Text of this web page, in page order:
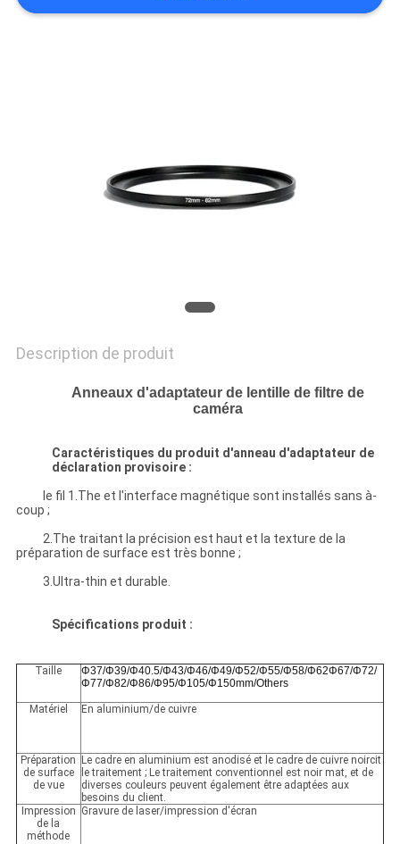
Description de produit
Anneaux d'adaptateur de lentille de filtre de
caméra
Caractéristiques du produit d'anneau d'adaptateur de
déclaration provisoire :
le fil 1.The et l'interface magnétique sont installés sans à-
coup ;
2.The traitant la précision est haut et la texture de la
préparation de surface est très bonne ;
3.Ultra-thin et durable.
Spécifications produit :
Taille
Φ37/Φ39/Φ40.5/Φ43/Φ46/Φ49/Φ52/Φ55/Φ58/Φ62Φ67/Φ72/
Φ77/Φ82/Φ86/Φ95/Φ105/Φ150mm/Others
Matériel En aluminium/de cuivre
Préparation
de surface
de vue
Le cadre en aluminium est anodisé et le cadre de cuivre noircit
le traitement ; Le traitement conventionnel est noir mat, et de
diverses couleurs peuvent également être adaptées aux
besoins du client.
Impression
de la
méthode
Gravure de laser/impression d'écran